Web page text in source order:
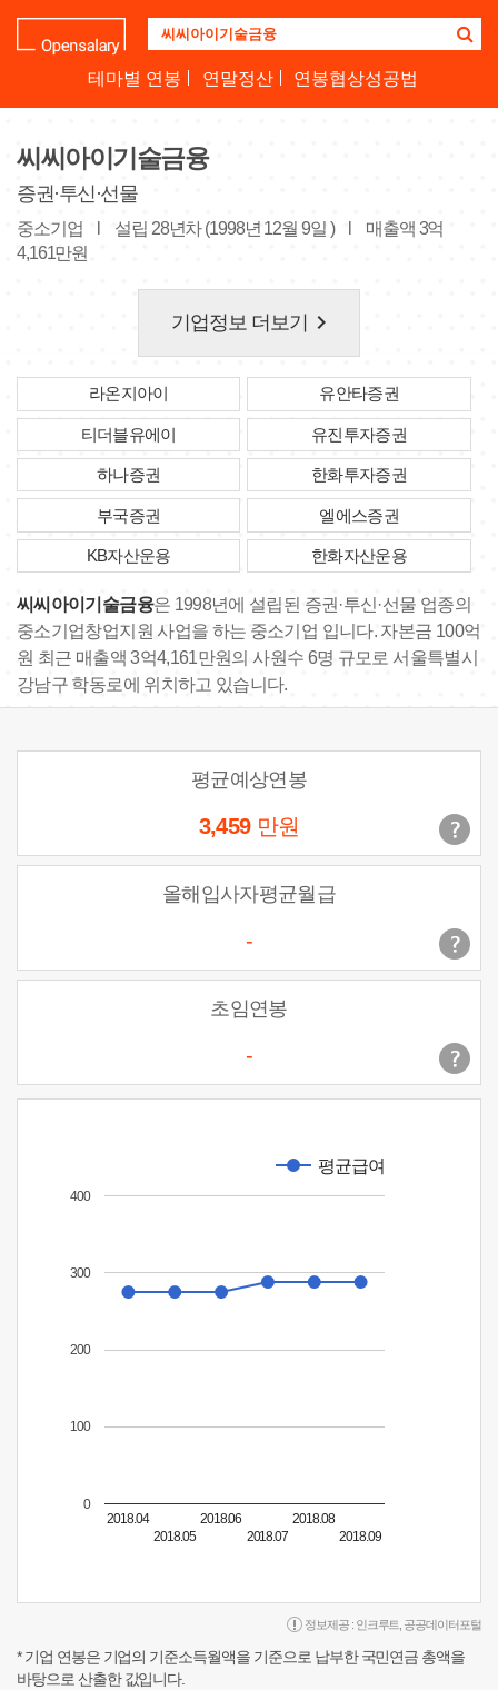
업
명
하
테마별 연봉 연말정산 연봉협상성공법
씨씨아이기술금융
증권·투신·선물
중소기업 설립 28년차 (1998년 12월 9일 )
매출액 3억
4,161만원
기업정보 더보기 keyboard_arrow_right
라온지아이 유안타증권
티더블유에이 유진투자증권
하나증권 한화투자증권
부국증권 엘에스증권
KB자산운용 한화자산운용
씨씨아이기술금융은 1998년에 설립된 증권·투신·선물 업종의
중소기업창업지원 사업을 하는 중소기업 입니다. 자본금 100억
원 최근 매출액 3억4,161만원의 사원수 6명 규모로 서울특별시
강남구 학동로에 위치하고 있습니다.
평균예상연봉
3,459 만원
올해입사자평균월급
-
초임연봉
-
평균급여
2018.04
2018.05
2018.06
2018.07
2018.08
2018.09
0
100
200
300
400
정보제공 : 인크루트 공공데이터포털
* 기업 연봉은 기업의 기준소득월액을 기준으로 납부한 국민연금 총액을
바탕으로 산출한 값입니다.